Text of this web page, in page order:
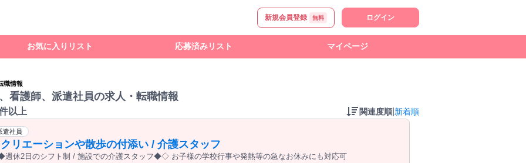
新規会員登録 無料 ログイン
お気に入りリスト 応募済みリスト マイページ
職情報
看護師、派遣社員の求人・転職情報
以上 関連度順 新着順
遣社員
リエーションや散歩の付添い / 介護スタッフ
休2日のシフト制 / 施設での介護スタッフ◆◇ お子様の学校行事や発熱等の急なお休みにも対応可